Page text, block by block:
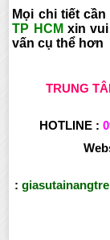
Mọi chi tiết cần
TP HCM xin
vấn cụ thể hơn
TRUNG
HOTLINE :
: